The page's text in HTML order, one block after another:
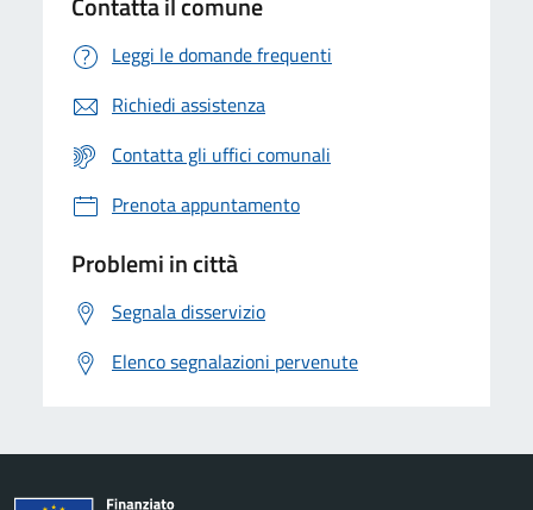
Leggi le domande frequenti
Richiedi assistenza
Contatta gli uffici comunali
Prenota appuntamento
Problemi in città
Segnala disservizio
Elenco segnalazioni pervenute